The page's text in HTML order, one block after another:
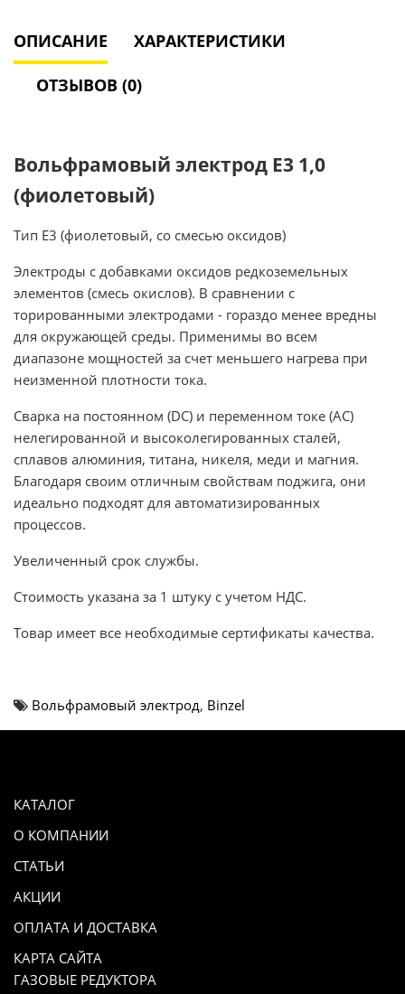
ОПИСАНИЕ ХАРАКТЕРИСТИКИ
ОТЗЫВОВ (0)
Вольфрамовый электрод E3 1,0
(фиолетовый)
Тип E3 (фиолетовый, со смесью оксидов)
Электроды с добавками оксидов редкоземельных
элементов (смесь окислов). В сравнении с
торированными электродами - гораздо менее вредны
для окружающей среды. Применимы во всем
диапазоне мощностей за счет меньшего нагрева при
неизменной плотности тока.
Сварка на постоянном (DC) и переменном токе (АС)
нелегированной и высоколегированных сталей,
сплавов алюминия, титана, никеля, меди и магния.
Благодаря своим отличным свойствам поджига, они
идеально подходят для автоматизированных
процессов.
Увеличенный срок службы.
Стоимость указана за 1 штуку с учетом НДС.
Товар имеет все необходимые сертификаты качества.
Вольфрамовый электрод, Binzel
КАТАЛОГ
О КОМПАНИИ
СТАТЬИ
АКЦИИ
ОПЛАТА И ДОСТАВКА
КАРТА САЙТА
ГАЗОВЫЕ РЕДУКТОРА